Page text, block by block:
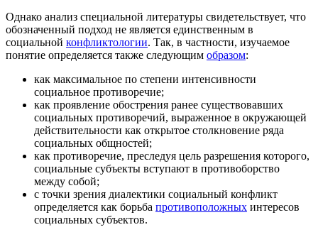
Однако анализ специальной литературы свидетельствует, что
обозначенный подход не является единственным в
социальной конфликтологии. Так, в частности, изучаемое
понятие определяется также следующим образом:
как максимальное по степени интенсивности
социальное противоречие;
как проявление обострения ранее существовавших
социальных противоречий, выраженное в окружающей
действительности как открытое столкновение ряда
социальных общностей;
как противоречие, преследуя цель разрешения которого,
социальные субъекты вступают в противоборство
между собой;
с точки зрения диалектики социальный конфликт
определяется как борьба противоположных интересов
социальных субъектов.